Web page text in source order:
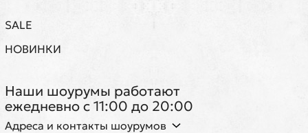
SALE
НОВИНКИ
Наши шоурумы работают
ежедневно с 11:00 до 20:00
Адреса и контакты шоурумов